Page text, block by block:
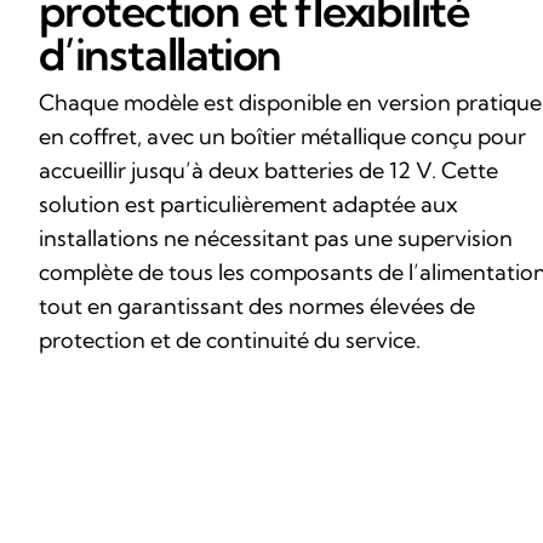
d’installation
Chaque modèle est disponible en version pratique
en coffret, avec un boîtier métallique conçu pour
accueillir jusqu’à deux batteries de 12 V. Cette
solution est particulièrement adaptée aux
installations ne nécessitant pas une supervision
complète de tous les composants de
tout en garantissant des normes élevées de
protection et de continuité du service.